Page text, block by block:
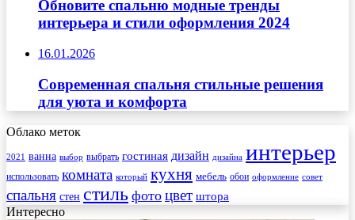
Обновите спальню модные тренды
интерьера и стили оформления 2024
16.01.2026
Современная спальня стильные решения
для уюта и комфорта
Облако меток
2021 ванна выбор выбрать гостиная дизайн дизайна интерьер
использовать комната который кухня мебель обои оформление совет
спальня стен стиль фото цвет штора
Интересно